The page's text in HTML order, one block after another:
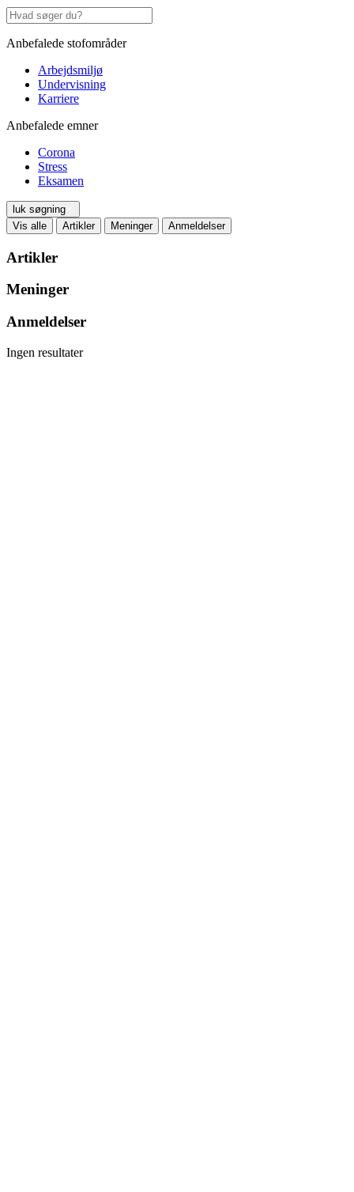
Anbefalede stofområder
Arbejdsmiljø
Undervisning
Karriere
Anbefalede emner
Corona
Stress
Eksamen
luk søgning
Vis alle
Artikler Meninger Anmeldelser
Artikler
Meninger
Anmeldelser
Ingen resultater